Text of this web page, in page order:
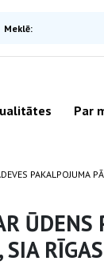
vietnē
Par
PAKALPOJUMA